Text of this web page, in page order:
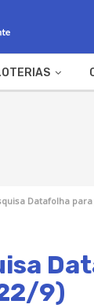
Datafolha
9)